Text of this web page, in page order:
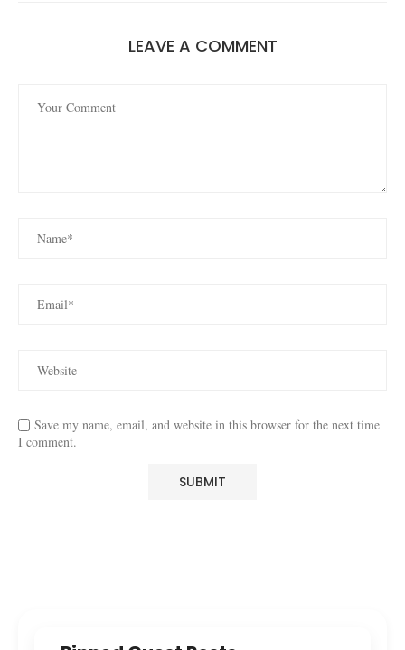
LEAVE A COMMENT
Save my name, email, and website in this browser for the next time
I comment.